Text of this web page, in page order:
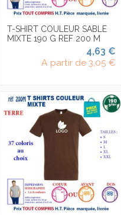
T-SHIRT COULEUR SABLE
MIXTE 190 G REF 200 M
4,63 €
A partir de 3,05 €